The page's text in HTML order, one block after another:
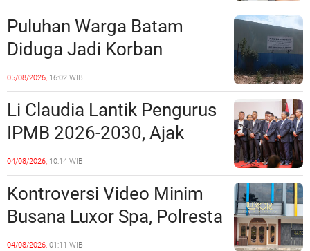
Ketentuan Peraturan
Perundang-undangan
Puluhan Warga Batam
Diduga Jadi Korban
Penipuan Kavling Hingga
Miliaran Rupiah, Laporan ke
Polda Kepri Jalan di
Tempat?
05/08/2026, 16:02 WIB
Li Claudia Lantik Pengurus
IPMB 2026-2030, Ajak
Perkuat Kerukunan dan
Sinergi dengan Pemko
Batam
04/08/2026, 10:14 WIB
Kontroversi Video Minim
Busana Luxor Spa, Polresta
Barelang Usut Tuntas
04/08/2026, 01:11 WIB